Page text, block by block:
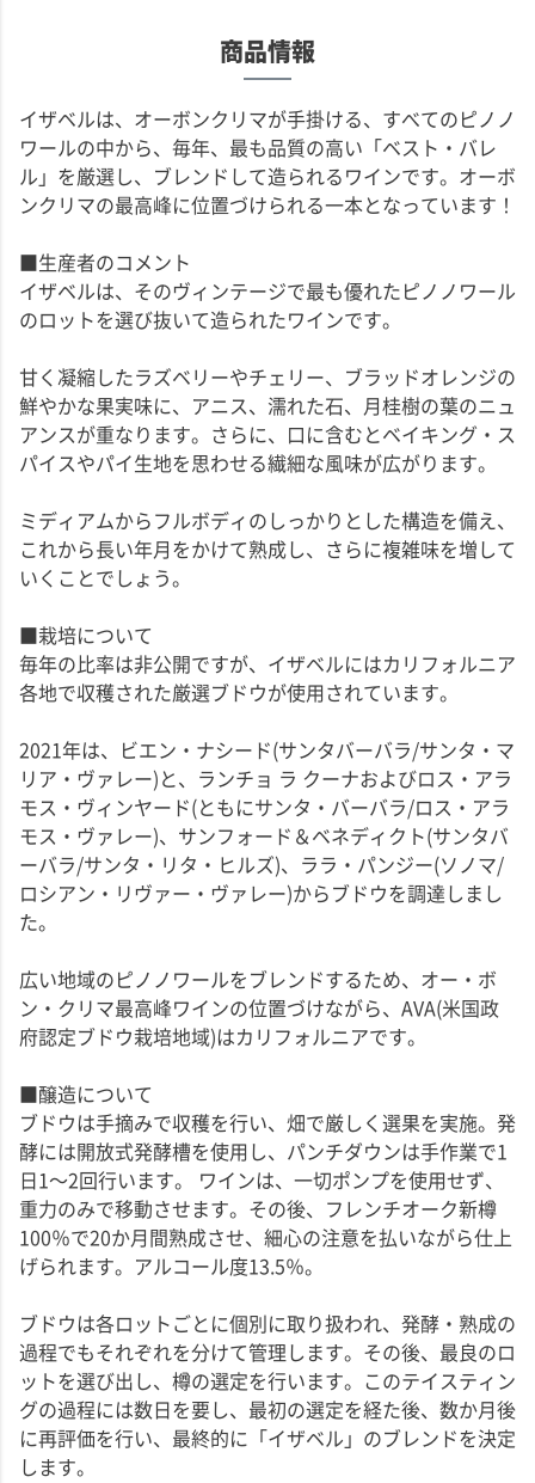
商品情報
イザベルは、オーボンクリマが手掛ける、すべてのピノノ
ワールの中から、毎年、最も品質の高い「ベスト・バレ
ル」を厳選し、ブレンドして造られるワインです。オーボ
ンクリマの最高峰に位置づけられる一本となっています！
■生産者のコメント
イザベルは、そのヴィンテージで最も優れたピノノワール
のロットを選び抜いて造られたワインです。
甘く凝縮したラズベリーやチェリー、ブラッドオレンジの
鮮やかな果実味に、アニス、濡れた石、月桂樹の葉のニュ
アンスが重なります。さらに、口に含むとベイキング・ス
パイスやパイ生地を思わせる繊細な風味が広がります。
ミディアムからフルボディのしっかりとした構造を備え、
これから長い年月をかけて熟成し、さらに複雑味を増して
いくことでしょう。
■栽培について
毎年の比率は非公開ですが、イザベルにはカリフォルニア
各地で収穫された厳選ブドウが使用されています。
2021年は、ビエン・ナシード(サンタバーバラ/サンタ・マ
リア・ヴァレー)と、ランチョ ラ クーナおよびロス・アラ
モス・ヴィンヤード(ともにサンタ・バーバラ/ロス・アラ
モス・ヴァレー)、サンフォード＆ベネディクト(サンタバ
ーバラ/サンタ・リタ・ヒルズ)、ララ・パンジー(ソノマ/
ロシアン・リヴァー・ヴァレー)からブドウを調達しまし
た。
広い地域のピノノワールをブレンドするため、オー・ボ
ン・クリマ最高峰ワインの位置づけながら、AVA(米国政
府認定ブドウ栽培地域)はカリフォルニアです。
■醸造について
ブドウは手摘みで収穫を行い、畑で厳しく選果を実施。発
酵には開放式発酵槽を使用し、パンチダウンは手作業で1
日1～2回行います。 ワインは、一切ポンプを使用せず、
重力のみで移動させます。その後、フレンチオーク新樽
100％で20か月間熟成させ、細心の注意を払いながら仕上
げられます。アルコール度13.5％。
ブドウは各ロットごとに個別に取り扱われ、発酵・熟成の
過程でもそれぞれを分けて管理します。その後、最良のロ
ットを選び出し、樽の選定を行います。このテイスティン
グの過程には数日を要し、最初の選定を経た後、数か月後
に再評価を行い、最終的に「イザベル」のブレンドを決定
します。